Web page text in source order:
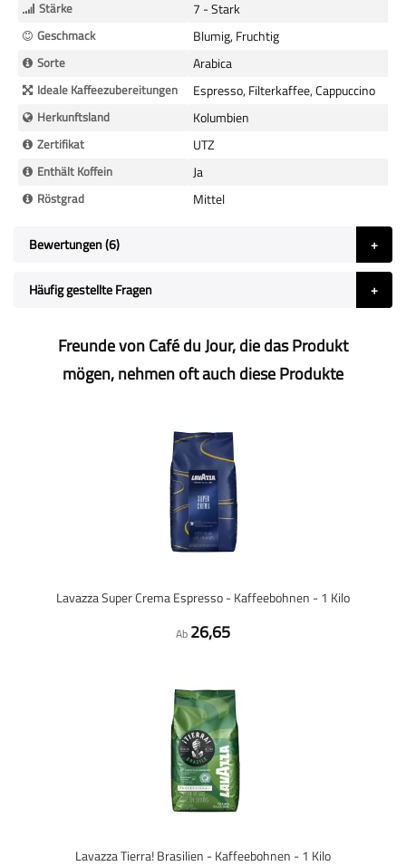
Stärke 7 - Stark
Geschmack Blumig, Fruchtig
Sorte Arabica
Ideale Kaffeezubereitungen Espresso, Filterkaffee, Cappuccino
Herkunftsland Kolumbien
Zertifikat UTZ
Enthält Koffein Ja
Röstgrad Mittel
Bewertungen 6
Häufig gestellte Fragen
Freunde von Café du Jour, die das Produkt
mögen, nehmen oft auch diese Produkte
Lavazza Super Crema Espresso - Kaffeebohnen - 1 Kilo
Ab 26,65
Lavazza Tierra! Brasilien - Kaffeebohnen - 1 Kilo